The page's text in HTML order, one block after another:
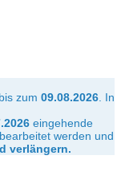
bis zum 09.08.2026 In
eingehende
bearbeitet werden und
verlängern.